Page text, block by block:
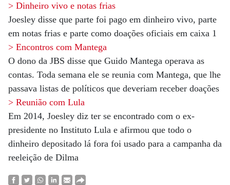
> Dinheiro vivo e notas frias
Joesley disse que parte foi pago em dinheiro vivo, parte
em notas frias e parte como doações oficiais em caixa 1
> Encontros com Mantega
O dono da JBS disse que Guido Mantega operava as
contas. Toda semana ele se reunia com Mantega, que lhe
passava listas de políticos que deveriam receber doações
> Reunião com Lula
Em 2014, Joesley diz ter se encontrado com o ex-
presidente no Instituto Lula e afirmou que todo o
dinheiro depositado lá fora foi usado para a campanha da
reeleição de Dilma